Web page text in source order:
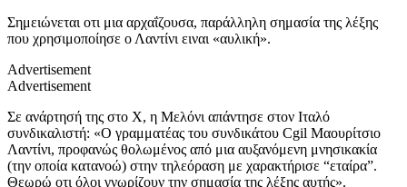
Σημειώνεται οτι μια αρχαΐζουσα, παράλληλη σημασία της λέξης
που χρησιμοποίησε ο Λαντίνι ειναι «αυλική».
Advertisement
Advertisement
Σε ανάρτησή της στο Χ, η Μελόνι απάντησε στον Ιταλό
συνδικαλιστή: «Ο γραμματέας του συνδικάτου Cgil Μαουρίτσιο
Λαντίνι, προφανώς θολωμένος από μια αυξανόμενη μνησικακία
(την οποία κατανοώ) στην τηλεόραση με χαρακτήρισε “εταίρα”.
Θεωρώ οτι όλοι γνωρίζουν την σημασία της λέξης αυτής».